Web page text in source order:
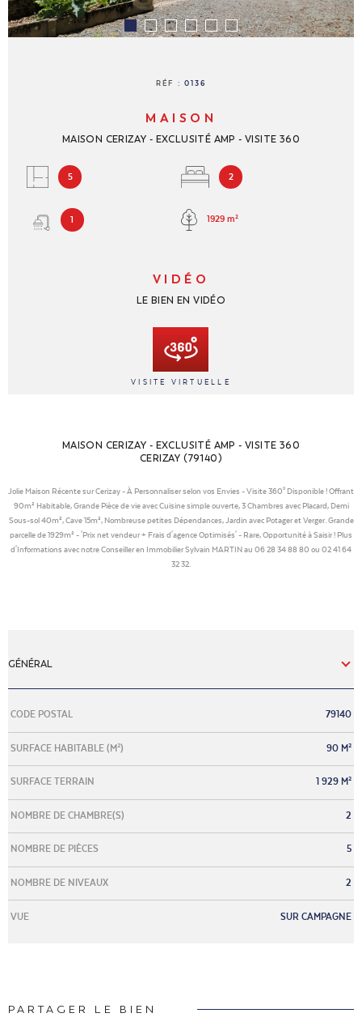
NOUS
RÉF :0136
MAISON
MAISON CERIZAY - EXCLUSITÉ AMP - VISITE 360
5 2
1 1929 m²
VIDÉO
LE BIEN EN VIDÉO
VISITE VIRTUELLE
MAISON CERIZAY - EXCLUSITÉ AMP - VISITE 360
CERIZAY (79140)
Jolie Maison Récente sur Cerizay - À Personnaliser selon vos Envies - Visite 360° Disponible ! Offrant
90m² Habitable, Grande Pièce de vie avec Cuisine simple ouverte, 3 Chambres avec Placard, Demi
Sous-sol 40m², Cave 15m², Nombreuse petites Dépendances, Jardin avec Potager et Verger. Grande
parcelle de 1929m² - 'Prix net vendeur + Frais d'agence Optimisés' - Rare, Opportunité à Saisir ! Plus
d'Informations avec notre Conseiller en Immobilier Sylvain MARTIN au 06 28 34 88 80 ou 02 41 64
32 32.
GÉNÉRAL
Caractérisque Valeurs
CODE POSTAL 79140
SURFACE HABITABLE (M²) 90 M²
SURFACE TERRAIN 1 929 M²
NOMBRE DE CHAMBRE(S) 2
NOMBRE DE PIÈCES 5
NOMBRE DE NIVEAUX 2
VUE SUR CAMPAGNE
PARTAGER LE BIEN